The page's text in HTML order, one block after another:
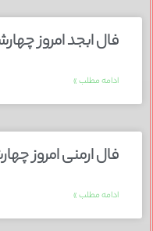
فال ابجد امروز چهارشنبه 3
ادامه مطلب »
فال ارمنی امروز چهارشنبه 3
ادامه مطلب »